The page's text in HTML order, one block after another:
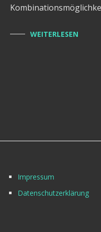
WEITERLESEN
Impressum
Datenschutzerklärung